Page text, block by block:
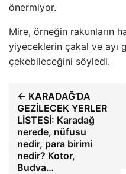
önermiyor.
Mire, örneğin rakunların
yiyeceklerin çakal ve ayı
çekebileceğini söyledi.
← KARADAĞ’DA
GEZİLECEK YERLER
LİSTESİ: Karadağ
nerede, nüfusu
nedir, para birimi
nedir? Kotor,
Budva…